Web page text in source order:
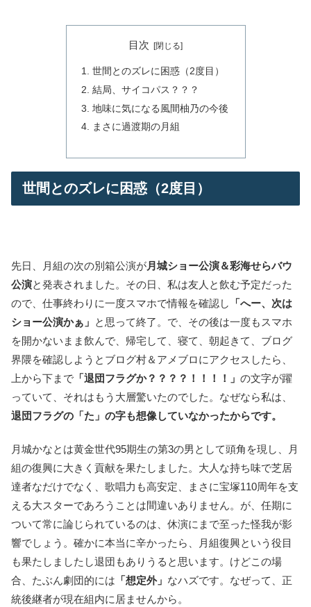
目次
世間とのズレに困惑（2度目）
結局、サイコパス？？？
地味に気になる風間柚乃の今後
まさに過渡期の月組
世間とのズレに困惑（2度目）
先日、月組の次の別箱公演が月城ショー公演＆彩海せらバウ
公演と発表されました。その日、私は友人と飲む予定だった
ので、仕事終わりに一度スマホで情報を確認し
「へー、次は
ショー公演かぁ」 と思って終了。で、その後は一度もスマホ
を開かないまま飲んで、帰宅して、寝て、朝起きて、ブログ
界隈を確認しようとブログ村＆アメブロにアクセスしたら、
上から下まで 「退団フラグか？？？？！！！！」 の文字が躍
っていて、それはもう大層驚いたのでした。なぜなら私は、
退団フラグの「た」の字も想像していなかったからです。
月城かなとは黄金世代95期生の第3の男として頭角を現し、月
組の復興に大きく貢献を果たしました。大人な持ち味で芝居
達者なだけでなく、歌唱力も高安定、まさに宝塚110周年を支
える大スターであろうことは間違いありません。が、任期に
ついて常に論じられているのは、休演にまで至った怪我が影
響でしょう。確かに本当に辛かったら、月組復興という役目
も果たしましたし退団もありうると思います。けどこの場
合、たぶん劇団的には 「想定外」 なハズです。なぜって、正
統後継者が現在組内に居ませんから。